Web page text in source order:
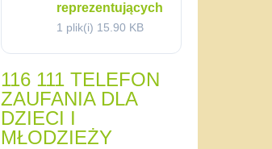
reprezentujących
1 plik(i) 15.90 KB
116 111 TELEFON
ZAUFANIA DLA
DZIECI I
MŁODZIEŻY